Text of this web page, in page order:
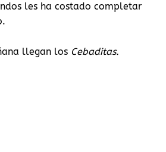
les ha costado completar
llegan los Cebaditas.